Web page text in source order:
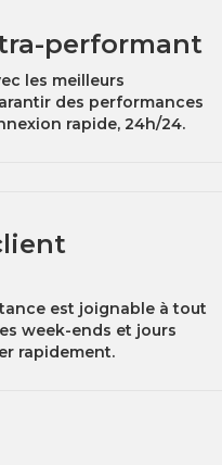
performant
les meilleurs
des performances
rapide, 24h/24.
est joignable à tout
week-ends et jours
rapidement.